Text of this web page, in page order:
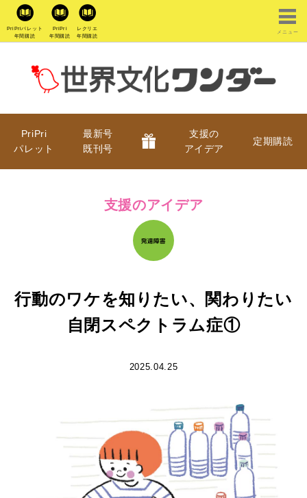
PriPriパレット
年間購読
PriPri
年間購読
レクリエ
年間購読
メニュー
PriPri
パレット
最新号
既刊号
支援の
アイデア
定期購読
支援のアイデア
行動のワケを知りたい、関わりたい
自閉スペクトラム症①
2025.04.25